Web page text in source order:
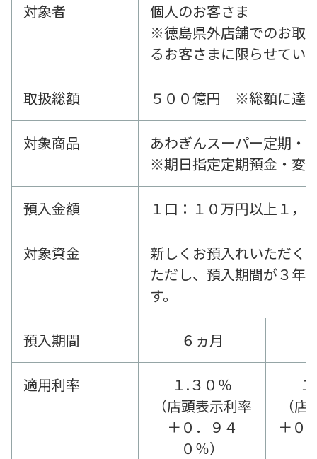
対象者
個人のお客さま
※徳島県外店舗でのお取
るお客さまに限らせてい
取扱総額 ５００億円 ※総額に達
対象商品
あわぎんスーパー定期・
※期日指定定期預金・変
預入金額 １口：１０万円以上１，
対象資金
新しくお預入れいただく
ただし、預入期間が３年
す。
預入期間 ６ヵ月
適用利率
１.３０％
（店頭表示利率
＋０．９４
０％）
（
＋０.